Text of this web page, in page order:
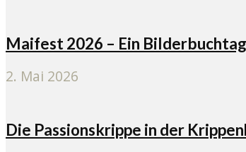
Maifest 2026 – Ein
2. Mai 2026
Die Passionskrippe in der